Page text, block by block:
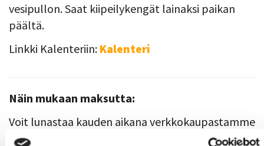
vesipullon. Saat kiipeilykengät lainaksi paikan
päältä.
Linkki Kalenteriin: Kalenteri
Näin mukaan maksutta:
Voit lunastaa kauden aikana verkkokaupastamme
24h tutustumiskortin veloituksetta kerran